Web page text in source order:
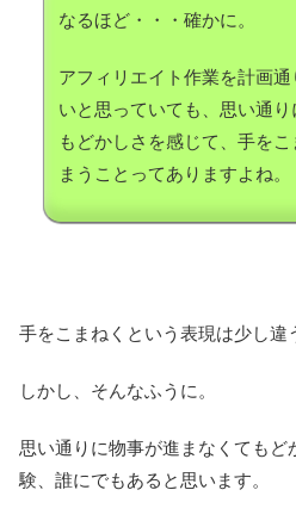
なるほど・・・確かに。
アフィリエイト作業を計画通
いと思っていても、思い通り
もどかしさを感じて、手をこ
まうことってありますよね。
手をこまねくという表現は少し違
しかし、そんなふうに。
思い通りに物事が進まなくてもど
験、誰にでもあると思います。